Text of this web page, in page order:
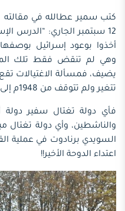
كتب سمير عطالله في
12 سبتمبر الجاري: “الدرس
أخذوا بوعود إسرائيل بوصفها
وهي لم تنقض فقط تلك
يضيف، فمسألة الاغتيالات
تتغير ولم تتوقف من 1948م إلى اليوم.
فأي دولة تغتال سفير دولة
والناشطين، وأي دولة تغتال
السويدي برنادوت في عملية
اعتداء الدوحة الأخير!!